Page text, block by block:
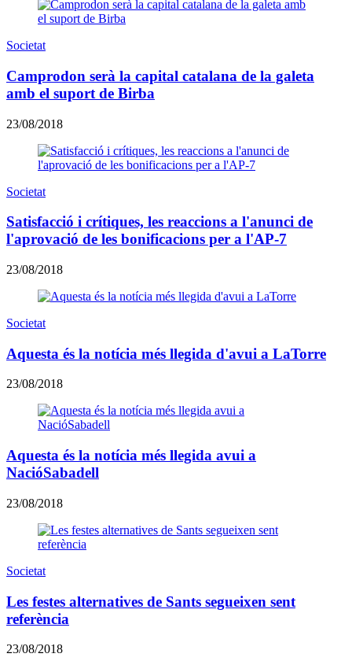
Societat
Camprodon serà la capital catalana de la galeta
amb el suport de Birba
23/08/2018
Societat
Satisfacció i crítiques, les reaccions a l'anunci de
l'aprovació de les bonificacions per a l'AP-7
23/08/2018
Societat
Aquesta és la notícia més llegida d'avui a LaTorre
23/08/2018
Aquesta és la notícia més llegida avui a
NacióSabadell
23/08/2018
Societat
Les festes alternatives de Sants segueixen sent
referència
23/08/2018